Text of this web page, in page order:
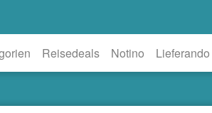
Reisedeals Notino Lieferando